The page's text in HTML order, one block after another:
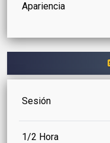
Apariencia
Sesión
1/2 Hora